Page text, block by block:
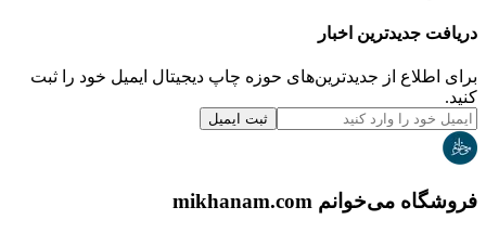
دریافت جدیدترین‌ اخبار
برای اطلاع از جدیدترین‌های حوزه چاپ دیجیتال ایمیل خود را ثبت
کنید.
ثبت ایمیل
فروشگاه می‌خوانم mikhanam.com